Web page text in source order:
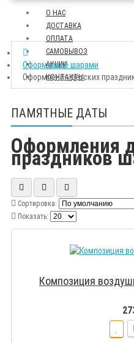
О НАС
ДОСТАВКА
ОПЛАТА
САМОВЫВОЗ
АКЦИИ
КОНТАКТЫ
Оформление шарами
Оформления детских
ПАМЯТНЫЕ ДАТЫ
Оформления
праздников
Сортировка:
Показать:
Композиция